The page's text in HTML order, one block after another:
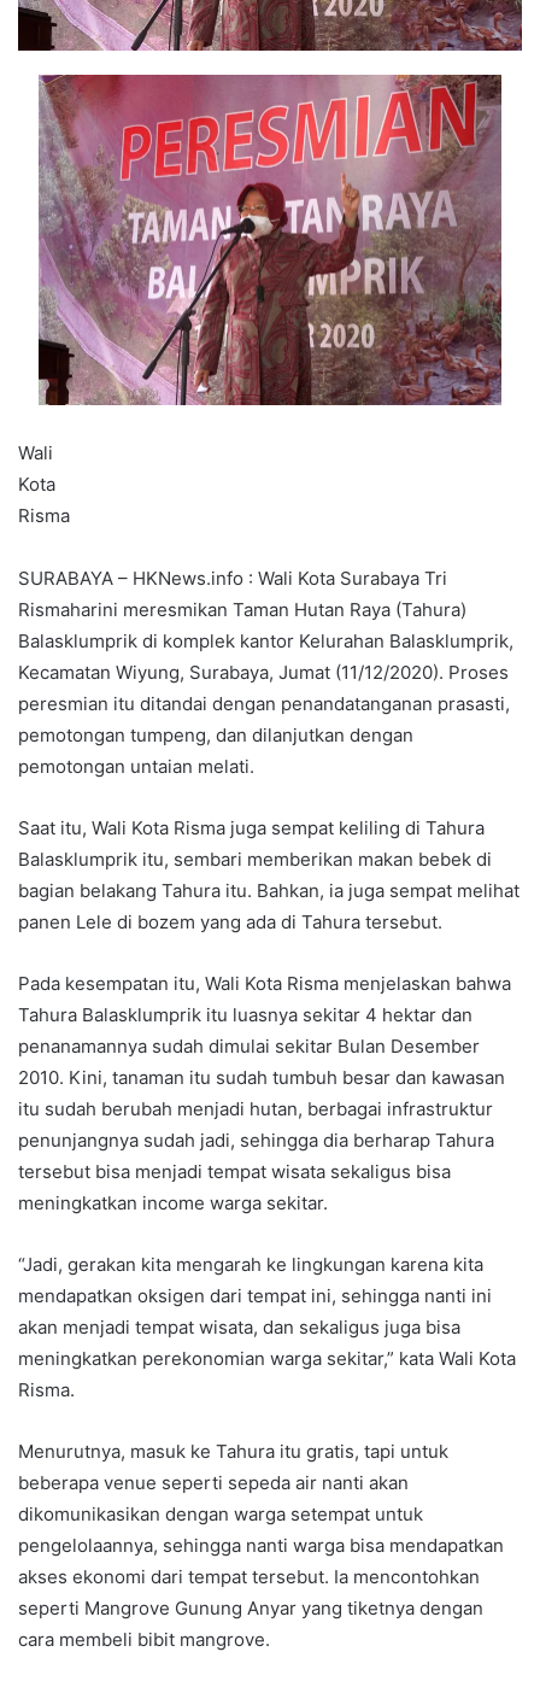
Wali
Kota
Risma
SURABAYA – HKNews.info : Wali Kota Surabaya Tri
Rismaharini meresmikan Taman Hutan Raya (Tahura)
Balasklumprik di komplek kantor Kelurahan Balasklumprik,
Kecamatan Wiyung, Surabaya, Jumat (11/12/2020). Proses
peresmian itu ditandai dengan penandatanganan prasasti,
pemotongan tumpeng, dan dilanjutkan dengan
pemotongan untaian melati.
Saat itu, Wali Kota Risma juga sempat keliling di Tahura
Balasklumprik itu, sembari memberikan makan bebek di
bagian belakang Tahura itu. Bahkan, ia juga sempat melihat
panen Lele di bozem yang ada di Tahura tersebut.
Pada kesempatan itu, Wali Kota Risma menjelaskan bahwa
Tahura Balasklumprik itu luasnya sekitar 4 hektar dan
penanamannya sudah dimulai sekitar Bulan Desember
2010. Kini, tanaman itu sudah tumbuh besar dan kawasan
itu sudah berubah menjadi hutan, berbagai infrastruktur
penunjangnya sudah jadi, sehingga dia berharap Tahura
tersebut bisa menjadi tempat wisata sekaligus bisa
meningkatkan income warga sekitar.
“Jadi, gerakan kita mengarah ke lingkungan karena kita
mendapatkan oksigen dari tempat ini, sehingga nanti ini
akan menjadi tempat wisata, dan sekaligus juga bisa
meningkatkan perekonomian warga sekitar,” kata Wali Kota
Risma.
Menurutnya, masuk ke Tahura itu gratis, tapi untuk
beberapa venue seperti sepeda air nanti akan
dikomunikasikan dengan warga setempat untuk
pengelolaannya, sehingga nanti warga bisa mendapatkan
akses ekonomi dari tempat tersebut. Ia mencontohkan
seperti Mangrove Gunung Anyar yang tiketnya dengan
cara membeli bibit mangrove.